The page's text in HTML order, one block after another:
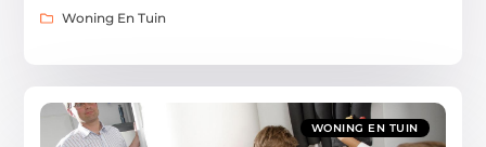
Woning En Tuin
WONING EN TUIN